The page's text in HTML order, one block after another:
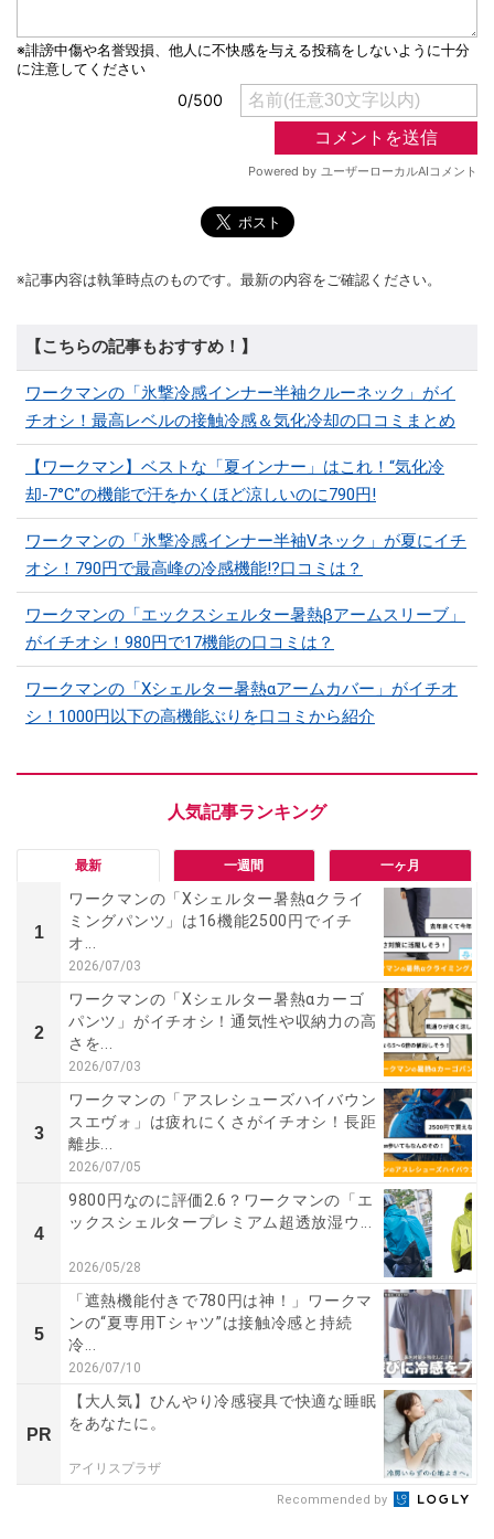
※記事内容は執筆時点のものです。最新の内容をご確認ください。
【こちらの記事もおすすめ！】
ワークマンの「氷撃冷感インナー半袖クルーネック」がイ
チオシ！最高レベルの接触冷感＆気化冷却の口コミまとめ
【ワークマン】ベストな「夏インナー」はこれ！“気化冷
却-7°C”の機能で汗をかくほど涼しいのに790円!
ワークマンの「氷撃冷感インナー半袖Vネック」が夏にイチ
オシ！790円で最高峰の冷感機能!?口コミは？
ワークマンの「エックスシェルター暑熱βアームスリーブ」
がイチオシ！980円で17機能の口コミは？
ワークマンの「Xシェルター暑熱αアームカバー」がイチオ
シ！1000円以下の高機能ぶりを口コミから紹介
最新 一週間 一ヶ月
1
ワークマンの「Xシェルター暑熱αクライ
ミングパンツ」は16機能2500円でイチ
オ...
2026/07/03
2
ワークマンの「Xシェルター暑熱αカーゴ
パンツ」がイチオシ！通気性や収納力の高
さを...
2026/07/03
3
ワークマンの「アスレシューズハイバウン
スエヴォ」は疲れにくさがイチオシ！長距
離歩...
2026/07/05
4
9800円なのに評価2.6？ワークマンの「エ
ックスシェルタープレミアム超透放湿ウ...
2026/05/28
5
「遮熱機能付きで780円は神！」ワークマ
ンの“夏専用Tシャツ”は接触冷感と持続
冷...
2026/07/10
PR
【大人気】ひんやり冷感寝具で快適な睡眠
をあなたに。
アイリスプラザ
Recommended by